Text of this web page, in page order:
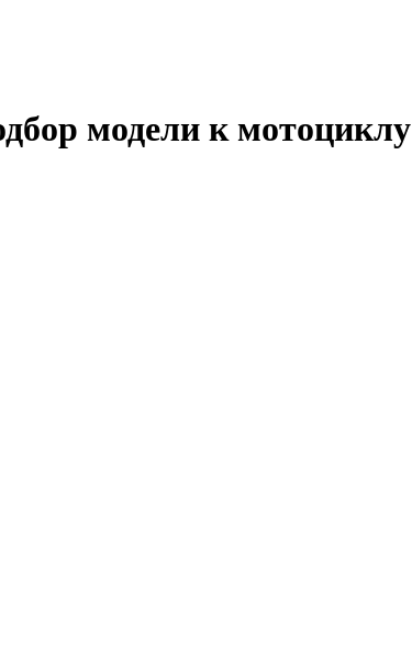
модели к мотоциклу